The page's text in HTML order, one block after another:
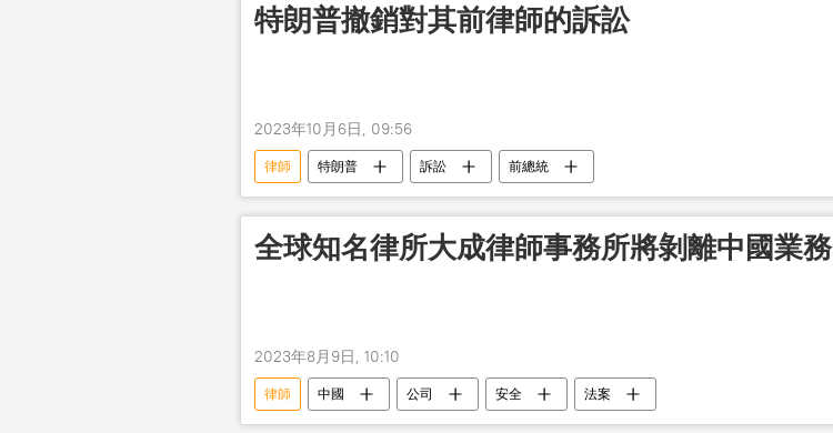
特朗普撤銷對其前律師的訴訟
2023年10月6日, 09:56
律師 特朗普 訴訟 前總統
全球知名律所大成律師事務所將剝離中國業務
2023年8月9日, 10:10
律師 中國 公司 安全 法案